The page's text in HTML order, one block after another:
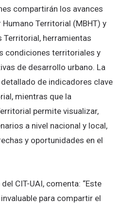
compartirán los avances
Territorial (MBHT) y
Territorial, herramientas
condiciones territoriales y
de desarrollo urbano. La
de indicadores clave
mientras que la
permite visualizar,
a nivel nacional y local,
y oportunidades en el
CIT-UAI, comenta: “Este
para compartir el